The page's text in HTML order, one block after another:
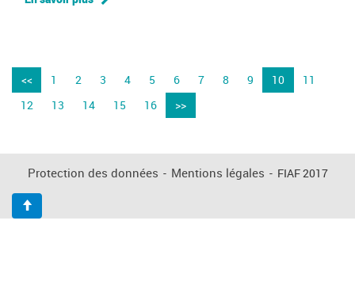
<< 1 2 3 4 5 6 7 8 9 10
11
12
13 14 15 16 >>
Protection des données - Mentions légales - FIAF 2017